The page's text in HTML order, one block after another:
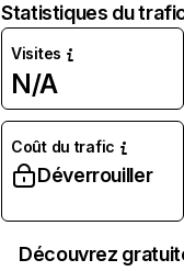
Statistiques du
Visites
N/A
Coût du trafic
Déverrouiller
Découvrez